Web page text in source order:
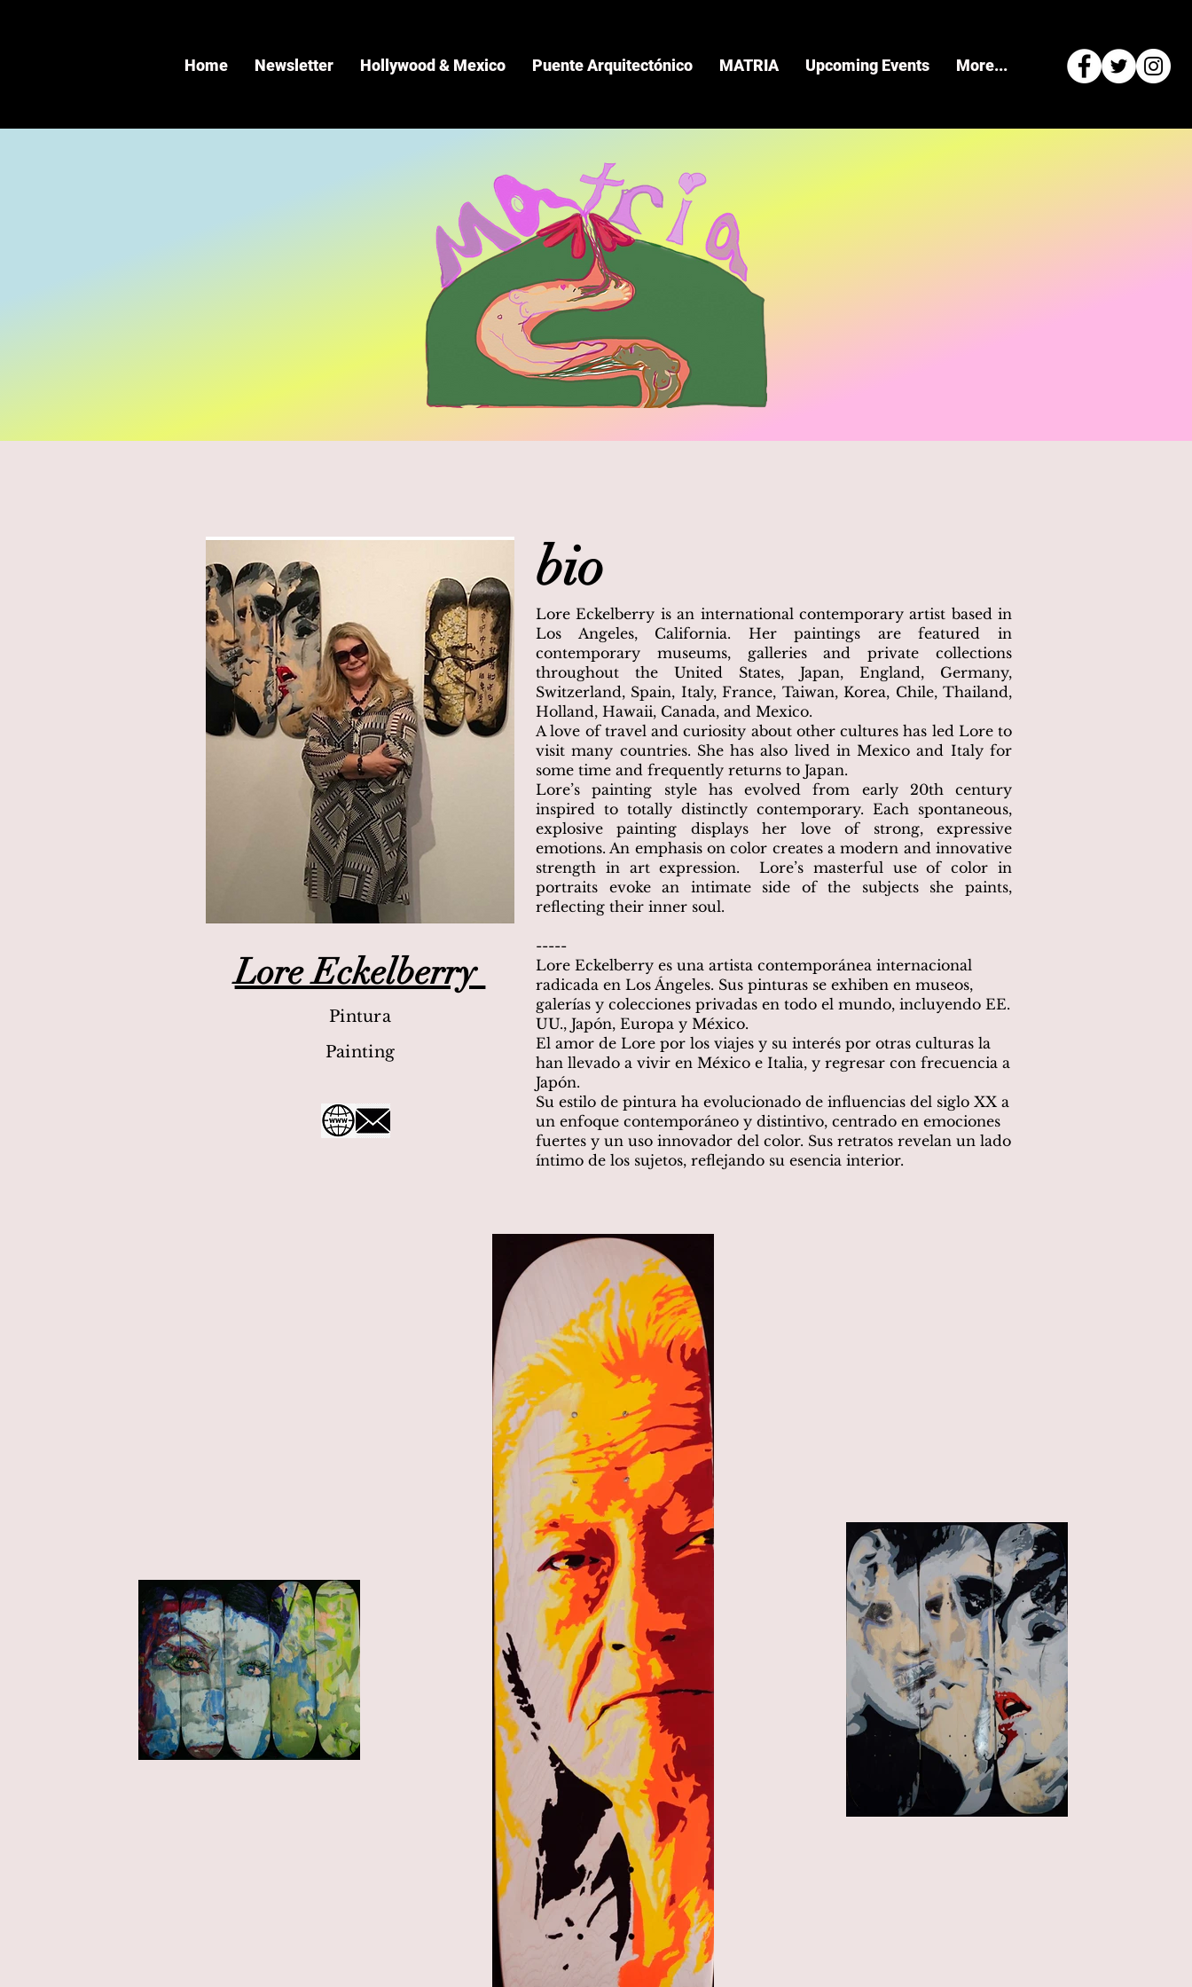
Home Newsletter Hollywood & Mexico Puente Arquitectónico MATRIA Upcoming Events More...
Lore Eckelberry
Pintura
Painting
bio
Lore Eckelberry is an international contemporary artist based in
Los Angeles, California. Her paintings are featured in
contemporary museums, galleries and private collections
throughout the United States, Japan, England, Germany,
Switzerland, Spain, Italy, France, Taiwan, Korea, Chile, Thailand,
Holland, Hawaii, Canada, and Mexico.
A love of travel and curiosity about other cultures has led Lore to
visit many countries. She has also lived in Mexico and Italy for
some time and frequently returns to Japan.
Lore’s painting style has evolved from early 20th century
inspired to totally distinctly contemporary. Each spontaneous,
explosive painting displays her love of strong, expressive
emotions. An emphasis on color creates a modern and innovative
strength in art expression. Lore’s masterful use of color in
portraits evoke an intimate side of the subjects she paints,
reflecting their inner soul.
-----
Lore Eckelberry es una artista contemporánea internacional
radicada en Los Ángeles. Sus pinturas se exhiben en museos,
galerías y colecciones privadas en todo el mundo, incluyendo EE.
UU., Japón, Europa y México.
El amor de Lore por los viajes y su interés por otras culturas la
han llevado a vivir en México e Italia, y regresar con frecuencia a
Japón.
Su estilo de pintura ha evolucionado de influencias del siglo XX a
un enfoque contemporáneo y distintivo, centrado en emociones
fuertes y un uso innovador del color. Sus retratos revelan un lado
íntimo de los sujetos, reflejando su esencia interior.